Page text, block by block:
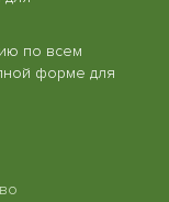
по всем
форме для